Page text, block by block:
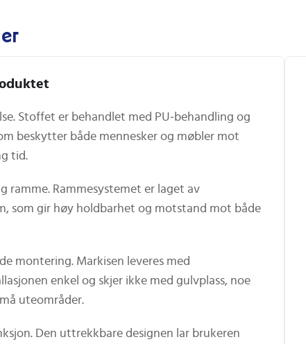
Stoffet er behandlet med PU‑behandling og
beskytter både mennesker og møbler mot
tid.
ramme. Rammesystemet er laget av
som gir høy holdbarhet og motstand mot både
montering. Markisen leveres med
enkel og skjer ikke med gulvplass, noe
uteområder.
Den uttrekkbare designen lar brukeren